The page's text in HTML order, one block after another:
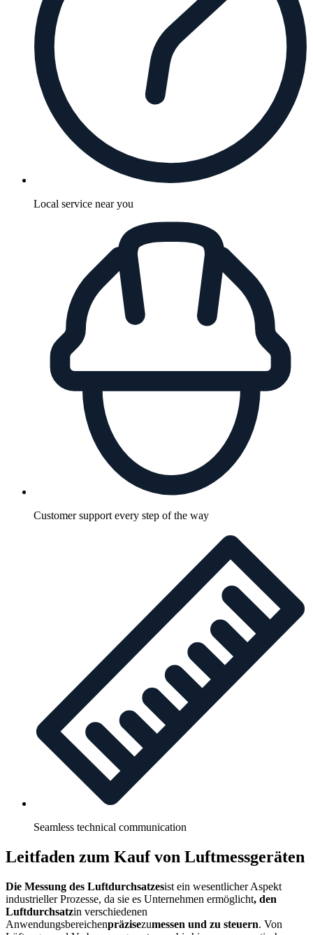
Local service near you
Customer support every step of the way
Seamless technical communication
Leitfaden zum Kauf von Luftmessgeräten
Die Messung des Luftdurchsatzesist ein wesentlicher Aspekt
industrieller Prozesse, da sie es Unternehmen ermöglicht, den
Luftdurchsatzin verschiedenen
Anwendungsbereichenpräzisezumessen und zu steuern. Von